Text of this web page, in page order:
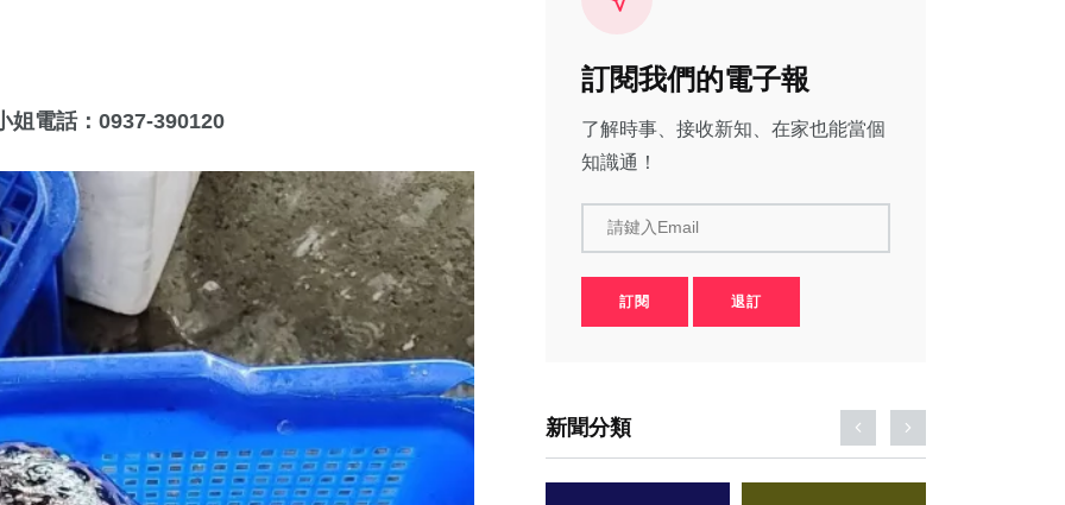
姐電話：0937-390120
訂閱我們的電子報
了解時事、接收新知、在家也能當個
知識通！
請鍵入Email
訂閱 退訂
新聞分類